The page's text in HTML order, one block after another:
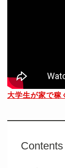
大学生が家で稼
Contents